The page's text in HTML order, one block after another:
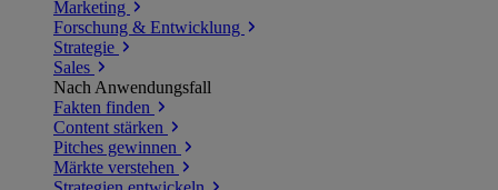
Marketing
Forschung & Entwicklung
Strategie
Sales
Nach Anwendungsfall
Fakten finden
Content stärken
Pitches gewinnen
Märkte verstehen